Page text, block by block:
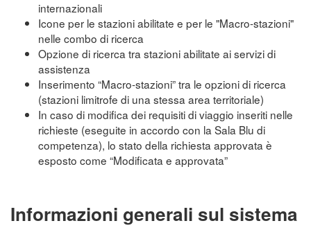
internazionali
Icone per le stazioni abilitate e per le "Macro-stazioni"
nelle combo di ricerca
Opzione di ricerca tra stazioni abilitate ai servizi di
assistenza
Inserimento “Macro-stazioni” tra le opzioni di ricerca
(stazioni limitrofe di una stessa area territoriale)
In caso di modifica dei requisiti di viaggio inseriti nelle
richieste (eseguite in accordo con la Sala Blu di
competenza), lo stato della richiesta approvata è
esposto come “Modificata e approvata”
Informazioni generali sul sistema